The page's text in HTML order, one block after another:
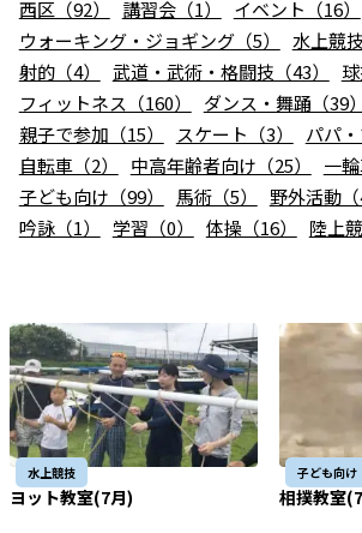
浜松市民スポーツ祭
お知らせ
個人情報の取り扱いに関する基本方針 特定商取引法に
浜松スポーツ協会に関
お問い合わせはこち
メールフォームでのお問い合わ
教室・イベントに関するお問い合わせは、
各教室・イベントページの問い合わせ先までお
西区（92）
講習会（1） イベント（16）
ウォーキング・ジョギング（5）
水上競
射的（4）
武道・武術・格闘技（43）
フィットネス（160）
ダンス・舞踊（39）
親子で参加（15）
スケート（3）
パパ・
自転車（2）
中高年齢者向け（25）
一輪
子ども向け（99）
馬術（5） 野外活動（
吟詠（1）
学習（0） 体操（16） 陸上
水上競技
ヨット教室(7月)
子ども向け
相撲教室